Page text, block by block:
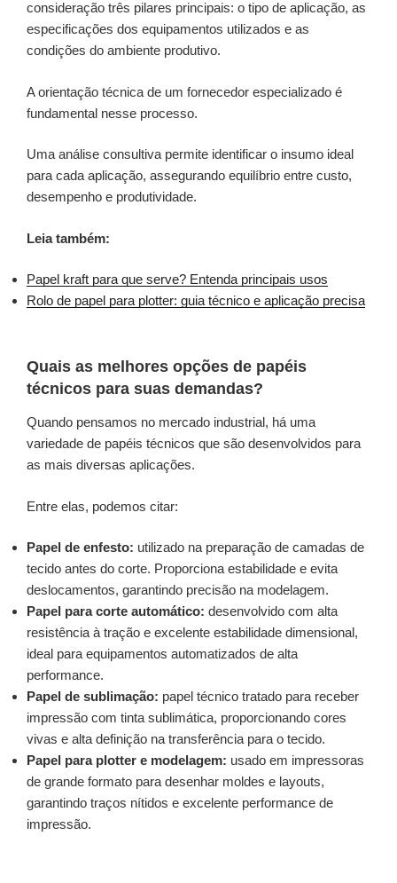
consideração três pilares principais: o tipo de aplicação, as
especificações dos equipamentos utilizados e as
condições do ambiente produtivo.
A orientação técnica de um fornecedor especializado é
fundamental nesse processo.
Uma análise consultiva permite identificar o insumo ideal
para cada aplicação, assegurando equilíbrio entre custo,
desempenho e produtividade.
Leia também:
Papel kraft para que serve? Entenda principais usos
Rolo de papel para plotter: guia técnico e aplicação precisa
Quais as melhores opções de papéis
técnicos para suas demandas?
Quando pensamos no mercado industrial, há uma
variedade de papéis técnicos que são desenvolvidos para
as mais diversas aplicações.
Entre elas, podemos citar:
Papel de enfesto: utilizado na preparação de camadas de
tecido antes do corte. Proporciona estabilidade e evita
deslocamentos, garantindo precisão na modelagem.
Papel para corte automático: desenvolvido com alta
resistência à tração e excelente estabilidade dimensional,
ideal para equipamentos automatizados de alta
performance.
Papel de sublimação: papel técnico tratado para receber
impressão com tinta sublimática, proporcionando cores
vivas e alta definição na transferência para o tecido.
Papel para plotter e modelagem: usado em impressoras
de grande formato para desenhar moldes e layouts,
garantindo traços nítidos e excelente performance de
impressão.